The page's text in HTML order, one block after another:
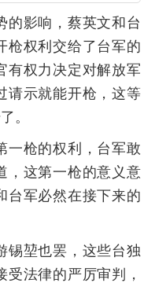
的影响，蔡英文和台
枪权利交给了台军的
有权力决定对解放军
请示就能开枪，这等
。
一枪的权利，台军敢
，这第一枪的意义意
台军必然在接下来的
锡堃也罢，这些台独
法律的严厉审判，